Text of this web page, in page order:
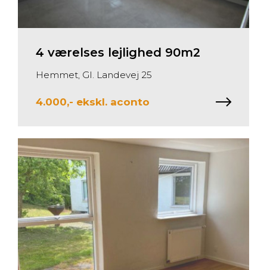
4 værelses lejlighed 90m2
Hemmet, Gl. Landevej 25
4.000,- ekskl. aconto